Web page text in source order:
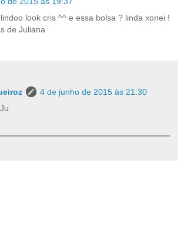
look cris ^^ e essa bolsa ? linda xonei !
de Juliana
4 de junho de 2015 às 21:30